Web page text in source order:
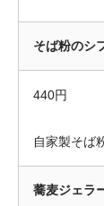
そば粉のシ
440円
自家製そば
蕎麦ジェラ